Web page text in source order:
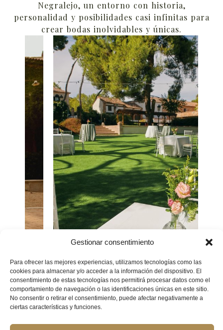
Gestionar consentimiento
Para ofrecer las mejores experiencias, utilizamos tecnologías como las
cookies para almacenar y/o acceder a la información del dispositivo. El
consentimiento de estas tecnologías nos permitirá procesar datos como el
comportamiento de navegación o las identificaciones únicas en este sitio.
No consentir o retirar el consentimiento, puede afectar negativamente a
ciertas características y funciones.
Negralejo, un entorno con historia,
personalidad y posibilidades casi infinitas para
crear bodas inolvidables y únicas.